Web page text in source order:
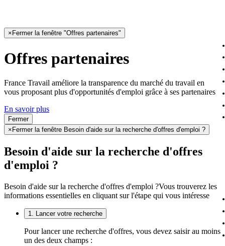
× Fermer la fenêtre "Offres partenaires"
Offres partenaires
France Travail améliore la transparence du marché du travail en
vous proposant plus d'opportunités d'emploi grâce à ses partenaires
En savoir plus
Fermer
× Fermer la fenêtre Besoin d'aide sur la recherche d'offres d'emploi ?
Besoin d'aide sur la recherche d'offres
d'emploi ?
Besoin d'aide sur la recherche d'offres d'emploi ?Vous trouverez les
informations essentielles en cliquant sur l'étape qui vous intéresse
1. Lancer votre recherche
Pour lancer une recherche d'offres, vous devez saisir au moins
un des deux champs :